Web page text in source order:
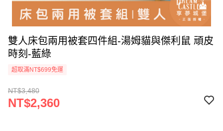
雙人床包兩用被套四件組-湯姆貓與傑利鼠 頑皮
時刻-藍綠
超取滿NT$699免運
NT$3,480
NT$2,360